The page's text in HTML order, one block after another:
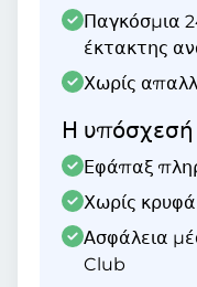
Παγκόσμια
έκτακτης
Χωρίς
Η
Εφάπαξ
Χωρίς
Ασφάλεια
Club